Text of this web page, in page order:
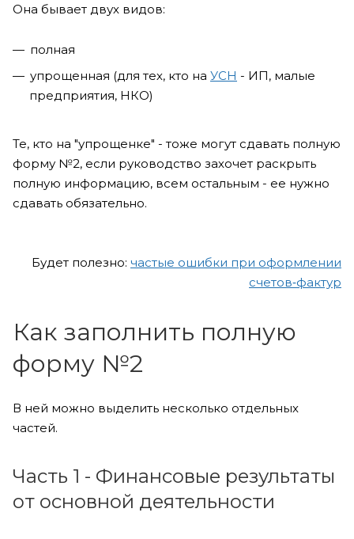
Она бывает двух видов:
полная
упрощенная (для тех, кто на УСН - ИП, малые
предприятия, НКО)
Те, кто на "упрощенке" - тоже могут сдавать полную
форму №2, если руководство захочет раскрыть
полную информацию, всем остальным - ее нужно
сдавать обязательно.
Будет полезно: частые ошибки при оформлении
счетов‑фактур
Как заполнить полную
форму №2
В ней можно выделить несколько отдельных
частей.
Часть 1 - Финансовые результаты
от основной деятельности